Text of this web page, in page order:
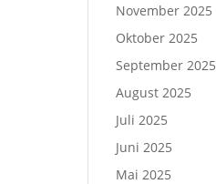
November 2025
Oktober 2025
September 2025
August 2025
Juli 2025
Juni 2025
Mai 2025